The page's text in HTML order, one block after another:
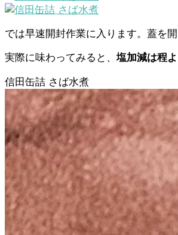
では早速開封作業に入ります。蓋を
実際に味わってみると、 塩加減は程
信田缶詰 さば水煮